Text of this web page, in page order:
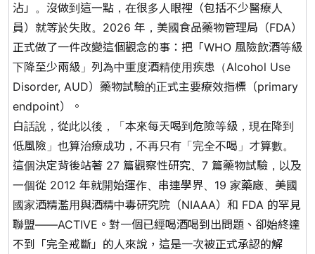
沾」。沒做到這一點，在很多人眼裡（包括不少醫療人
員）就等於失敗。2026 年，美國食品藥物管理局（FDA）
正式做了一件改變這個觀念的事：把 「WHO 風險飲酒等級
下降至少兩級」 列為中重度酒精使用疾患（Alcohol Use
Disorder, AUD）藥物試驗的正式主要療效指標（primary
endpoint）。
白話說，從此以後，「本來每天喝到危險等級，現在降到
低風險」也算治療成功，不再只有「完全不喝」才算數。
這個決定背後站著 27 篇觀察性研究、7 篇藥物試驗，以及
一個從 2012 年就開始運作、串連學界、19 家藥廠、美國
國家酒精濫用與酒精中毒研究院（NIAAA）和 FDA 的罕見
聯盟——ACTIVE。對一個已經喝酒喝到出問題、卻始終達
不到「完全戒斷」的人來說，這是一次被正式承認的解